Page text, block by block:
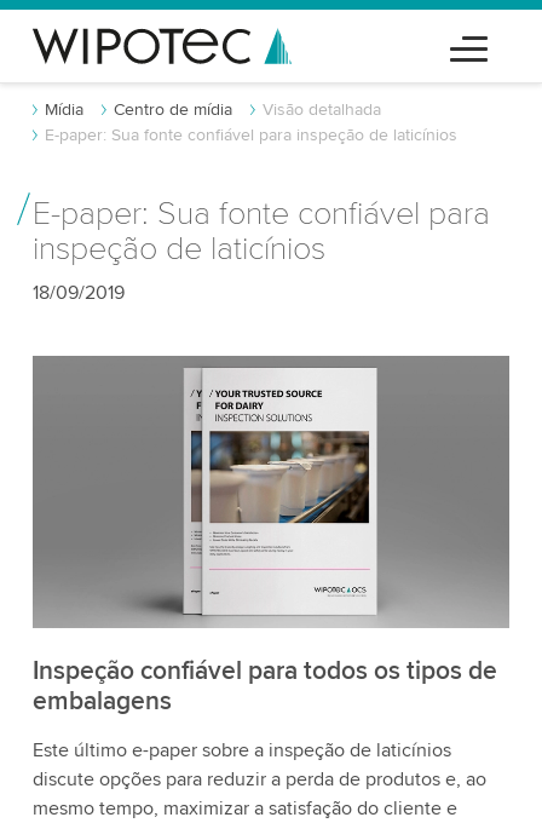
Mídia Centro de mídia
Visão detalhada
E-paper: Sua fonte confiável para inspeção de laticínios
E-paper: Sua fonte confiável para
inspeção de laticínios
18/09/2019
Inspeção confiável para todos os tipos de
embalagens
Este último e-paper sobre a inspeção de laticínios
discute opções para reduzir a perda de produtos e, ao
mesmo tempo, maximizar a satisfação do cliente e